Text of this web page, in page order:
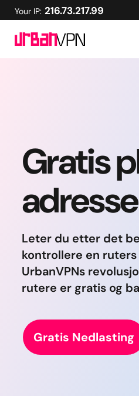
Your IP: 216.73.217.99
Gratis
Leter du etter det
kontrollere en
UrbanVPNs
rutere er gratis og
Gratis Nedlasting